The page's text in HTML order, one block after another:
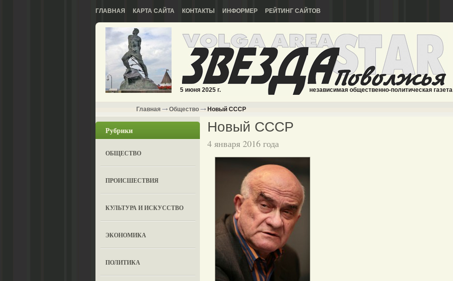
ГЛАВНАЯ КАРТА САЙТА КОНТАКТЫ ИНФОРМЕР РЕЙТИНГ САЙТОВ
5 июня 2025 г. независимая общественно-политическая газета
Главная Общество Новый СССР
Рубрики
ОБЩЕСТВО
ПРОИСШЕСТВИЯ
КУЛЬТУРА И ИСКУССТВО
ЭКОНОМИКА
ПОЛИТИКА
Новый СССР
4 января 2016 года